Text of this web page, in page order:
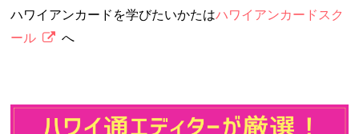
ハワイアンカードを学びたいかたはハワイアンカードスク
ール
へ